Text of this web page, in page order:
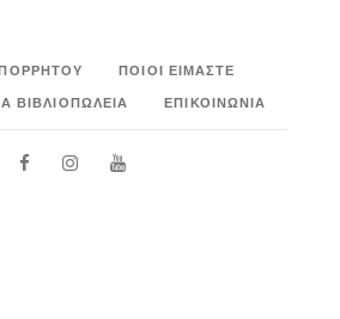
ΠΟΙΟΙ ΕΊΜΑΣΤΕ
ΒΙΒΛΙΟΠΩΛΕΊΑ
ΕΠΙΚΟΙΝΩΝΊΑ